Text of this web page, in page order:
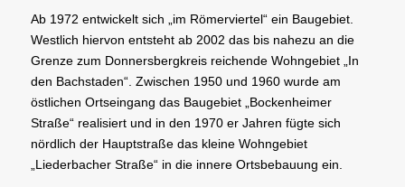
Ab 1972 entwickelt sich „im Römerviertel“ ein Baugebiet.
Westlich hiervon entsteht ab 2002 das bis nahezu an die
Grenze zum Donnersbergkreis reichende Wohngebiet „In
den Bachstaden“. Zwischen 1950 und 1960 wurde am
östlichen Ortseingang das Baugebiet „Bockenheimer
Straße“ realisiert und in den 1970 er Jahren fügte sich
nördlich der Hauptstraße das kleine Wohngebiet
„Liederbacher Straße“ in die innere Ortsbebauung ein.